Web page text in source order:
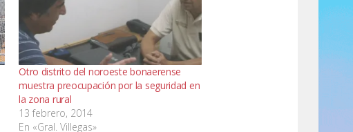
Otro distrito del noroeste bonaerense
muestra preocupación por la seguridad en
la zona rural
13 febrero, 2014
En «Gral. Villegas»